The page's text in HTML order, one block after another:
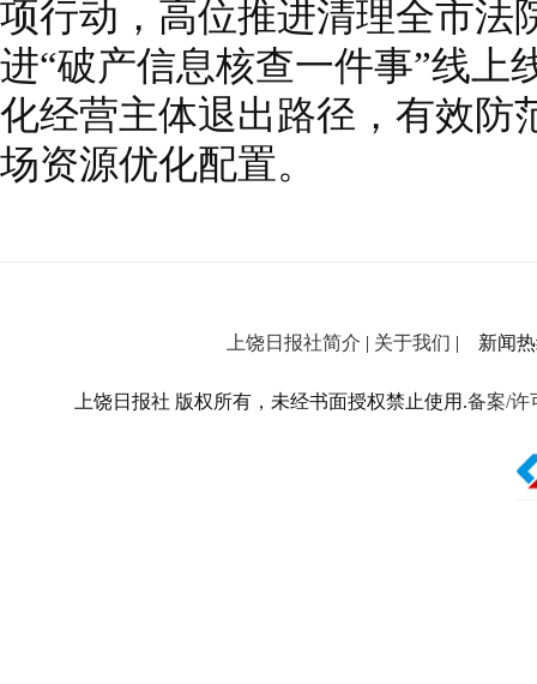
项行动，高位推进清理全市法
进“破产信息核查一件事”线上
化经营主体退出路径，有效防
场资源优化配置。
上饶日报社简介 | 关于我们 | 新闻热
上饶日报社 版权所有，未经书面授权禁止使用.备案/许